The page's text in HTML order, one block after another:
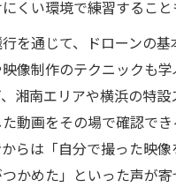
候や風を意識した練習の
ローン操作技術を効率的
ル飛行を安全に楽しむた
ローン飛行時の安全確認
ンプル飛行で守るべきマ
ラブルを防ぐための事前
くい環境で練習すること
を通じて、ドローンの
像制作のテクニックも
湘南エリアや横浜の特設
動画をその場で確認で
らは「自分で撮った映
かめた」といった声が寄